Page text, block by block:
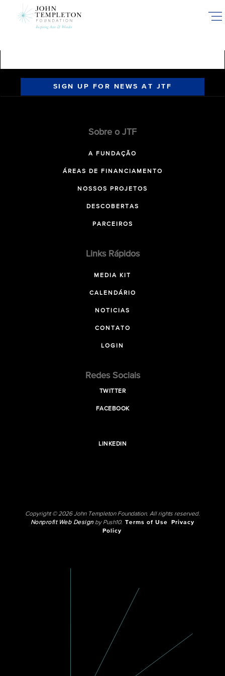
SIGN UP FOR NEWS AT JTF
Sobre o JTF
A FUNDAÇÃO
ÁREAS DE FINANCIAMENTO
NOSSOS PROJETOS
DESCOBERTAS
PARCEIROS
Links Rápidos
MEDIA KIT
CALENDÁRIO
NOTICIAS
CONTATO
LOGIN
Redes Sociais
TWITTER
FACEBOOK
LINKEDIN
Copyright © 2026 John Templeton Foundation. All rights reserved.
Nonprofit Web Designby Push10. Terms of Use
Privacy
Policy